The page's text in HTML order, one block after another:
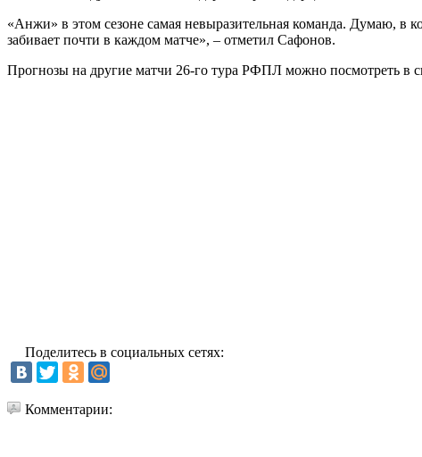
«Анжи» в этом сезоне самая невыразительная команда. Думаю, в
забивает почти в каждом матче», – отметил Сафонов.
Прогнозы на другие матчи 26-го тура РФПЛ можно посмотреть в
Поделитесь в социальных сетях:
Комментарии: